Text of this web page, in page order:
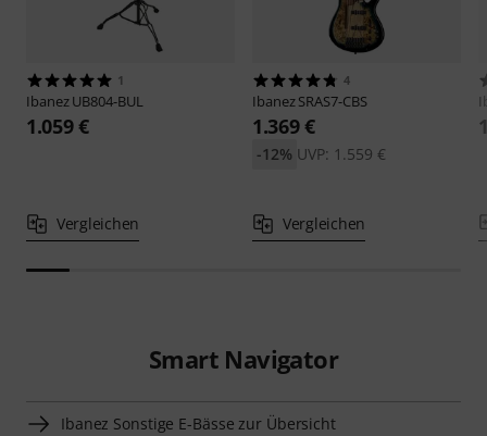
1
IbanezUB804-BUL
1.059 €
Vergleichen
4
IbanezSRAS7-CBS
1.369 €
UVP: 1.559 €
-12%
Vergleichen
Smart Navigator
Ibanez Sonstige E-Bässe zur Übersicht